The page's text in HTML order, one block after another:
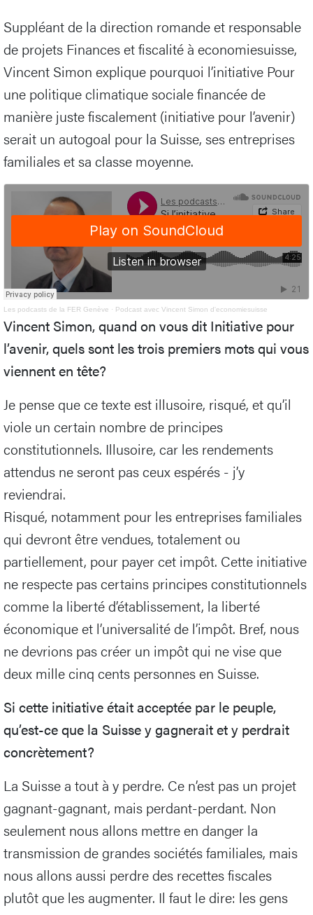
Suppléant de la direction romande et responsable
de projets Finances et fiscalité à economiesuisse,
Vincent Simon explique pourquoi l’initiative Pour
une politique climatique sociale financée de
manière juste fiscalement (initiative pour l’avenir)
serait un autogoal pour la Suisse, ses entreprises
familiales et sa classe moyenne.
Les podcasts de la FER Genève · Podcast avec Vincent Simon d'economiesuisse
Vincent Simon, quand on vous dit Initiative pour
l’avenir, quels sont les trois premiers mots qui vous
viennent en tête?
Je pense que ce texte est illusoire, risqué, et qu’il
viole un certain nombre de principes
constitutionnels. Illusoire, car les rendements
attendus ne seront pas ceux espérés - j’y
reviendrai.
Risqué, notamment pour les entreprises familiales
qui devront être vendues, totalement ou
partiellement, pour payer cet impôt. Cette initiative
ne respecte pas certains principes constitutionnels
comme la liberté d’établissement, la liberté
économique et l’universalité de l’impôt. Bref, nous
ne devrions pas créer un impôt qui ne vise que
deux mille cinq cents personnes en Suisse.
Si cette initiative était acceptée par le peuple,
qu’est-ce que la Suisse y gagnerait et y perdrait
concrètement?
La Suisse a tout à y perdre. Ce n’est pas un projet
gagnant-gagnant, mais perdant-perdant. Non
seulement nous allons mettre en danger la
transmission de grandes sociétés familiales, mais
nous allons aussi perdre des recettes fiscales
plutôt que les augmenter. Il faut le dire: les gens